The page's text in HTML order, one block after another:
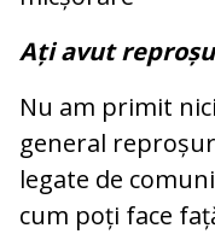
Ați avut
Nu am primit
general
legate de
cum poți face